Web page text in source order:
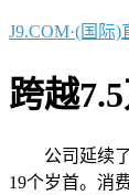
J9.COM·(国际)
跨越
公司延续了
19个岁首。消